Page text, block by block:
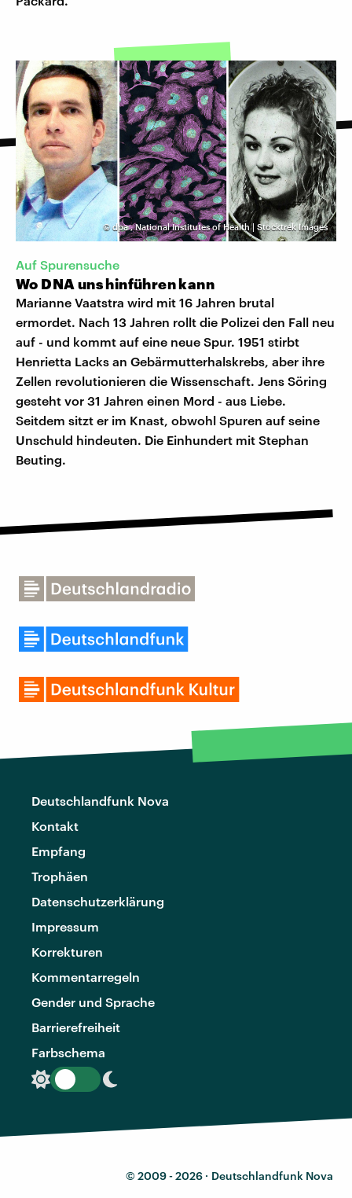
©dpa,National Institutes of Health | Stocktrek Images
Auf Spurensuche
Wo DNA uns hinführen kann
Marianne Vaatstra wird mit 16 Jahren brutal
ermordet. Nach 13 Jahren rollt die Polizei den Fall neu
auf - und kommt auf eine neue Spur. 1951 stirbt
Henrietta Lacks an Gebärmutterhalskrebs, aber ihre
Zellen revolutionieren die Wissenschaft. Jens Söring
gesteht vor 31 Jahren einen Mord - aus Liebe.
Seitdem sitzt er im Knast, obwohl Spuren auf seine
Unschuld hindeuten. Die Einhundert mit Stephan
Beuting.
Deutschlandfunk Nova
Kontakt
Empfang
Trophäen
Datenschutzerklärung
Impressum
Korrekturen
Kommentarregeln
Gender und Sprache
Barrierefreiheit
Farbschema
© 2009 - 2026 · Deutschlandfunk Nova